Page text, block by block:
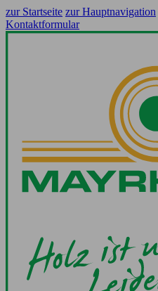
zur Startseite zur Hauptnavigation
Kontaktformular